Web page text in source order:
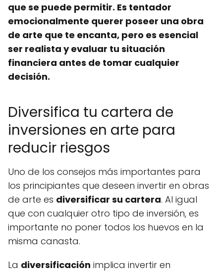
que se puede permitir. Es tentador
emocionalmente querer poseer una obra
de arte que te encanta, pero es esencial
ser realista y evaluar tu situación
financiera antes de tomar cualquier
decisión.
Diversifica tu cartera de
inversiones en arte para
reducir riesgos
Uno de los consejos más importantes para
los principiantes que deseen invertir en obras
de arte es diversificar su cartera. Al igual
que con cualquier otro tipo de inversión, es
importante no poner todos los huevos en la
misma canasta.
La diversificación implica invertir en